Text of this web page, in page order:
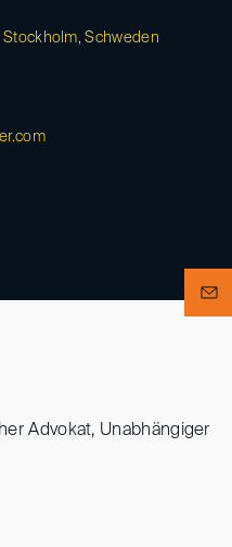
Stockholm, Schweden
Advokat, Unabhängiger